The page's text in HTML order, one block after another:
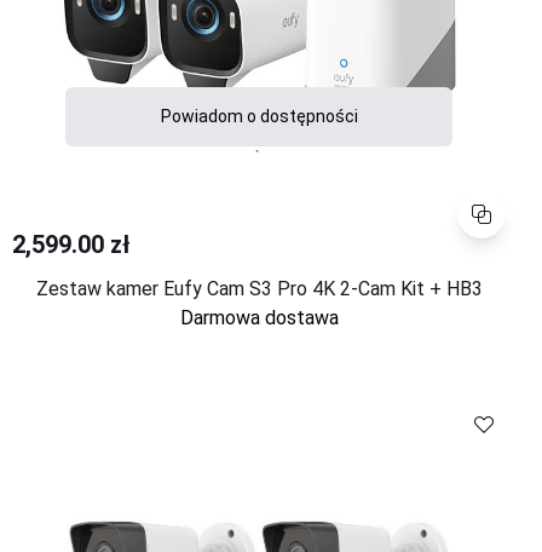
Porównaj
Powiadom o dostępności
2,599.00 zł
Zestaw kamer Eufy Cam S3 Pro 4K 2-Cam Kit + HB3
Darmowa dostawa